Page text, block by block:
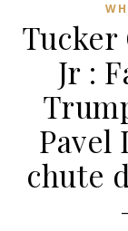
Tucker
Jr :
Pavel
chute